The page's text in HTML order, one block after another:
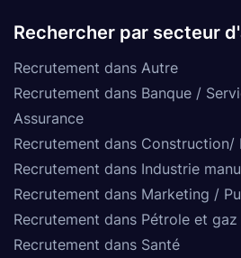
Rechercher par secteur
Recrutement dans Autre
Recrutement dans Banque /
Assurance
Recrutement dans Construction/
Recrutement dans Industrie
Recrutement dans Marketing /
Recrutement dans Pétrole et
Recrutement dans Santé